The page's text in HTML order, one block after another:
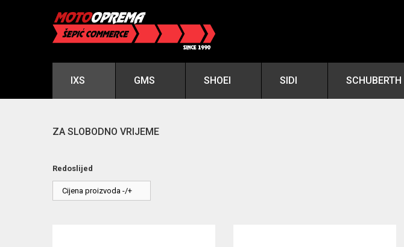
IXS GMS SHOEI SIDI SCHUBERTH
ZA SLOBODNO VRIJEME
Redoslijed
Cijena proizvoda -/+